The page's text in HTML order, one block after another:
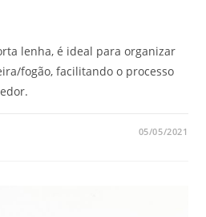
lenha, é ideal para organizar
fogão, facilitando o processo
05/05/2021